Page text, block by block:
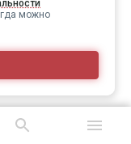
можно